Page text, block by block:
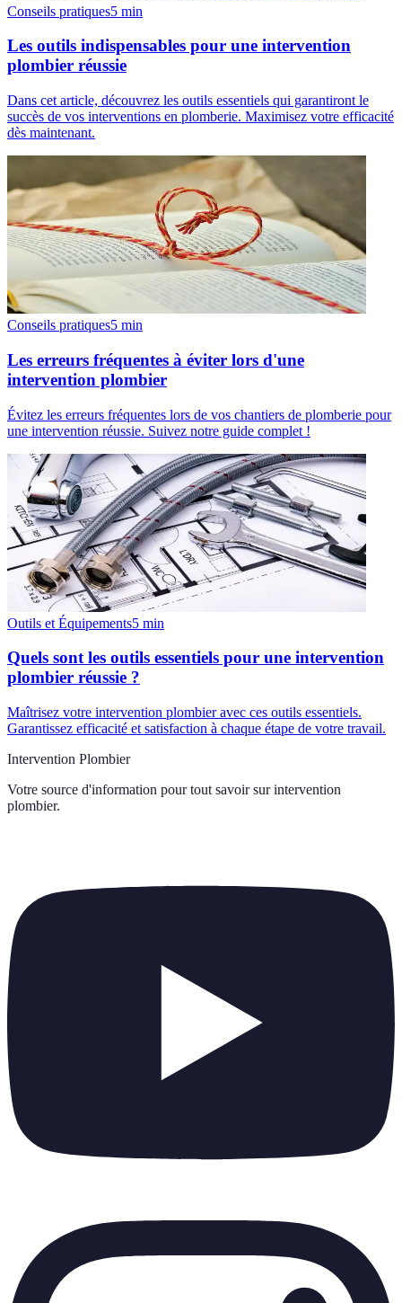
Conseils pratiques5 min
Les outils indispensables pour une intervention
plombier réussie
Dans cet article, découvrez les outils essentiels qui garantiront le
succès de vos interventions en plomberie. Maximisez votre efficacité
dès maintenant.
Conseils pratiques5 min
Les erreurs fréquentes à éviter lors d'une
intervention plombier
Évitez les erreurs fréquentes lors de vos chantiers de plomberie pour
une intervention réussie. Suivez notre guide complet !
Outils et Équipements5 min
Quels sont les outils essentiels pour une intervention
plombier réussie ?
Maîtrisez votre intervention plombier avec ces outils essentiels.
Garantissez efficacité et satisfaction à chaque étape de votre travail.
Intervention Plombier
Votre source d'information pour tout savoir sur intervention
plombier.